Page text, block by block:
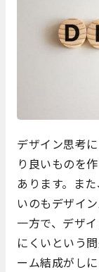
デザイン思考
り良いものを
あります。ま
いのもデザイ
一方で、デザ
にくいという
ーム結成がし